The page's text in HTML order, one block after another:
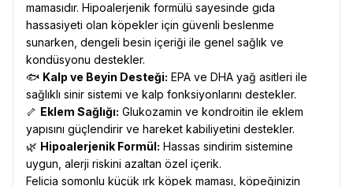
mamasıdır. Hipoalerjenik formülü sayesinde gıda
hassasiyeti olan köpekler için güvenli beslenme
sunarken, dengeli besin içeriği ile genel sağlık ve
kondüsyonu destekler.
🐟 Kalp ve Beyin Desteği: EPA ve DHA yağ asitleri ile
sağlıklı sinir sistemi ve kalp fonksiyonlarını destekler.
🦴 Eklem Sağlığı: Glukozamin ve kondroitin ile eklem
yapısını güçlendirir ve hareket kabiliyetini destekler.
🌿 Hipoalerjenik Formül: Hassas sindirim sistemine
uygun, alerji riskini azaltan özel içerik.
Felicia somonlu küçük ırk köpek maması, köpeğinizin